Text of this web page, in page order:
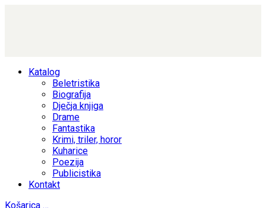
Katalog
Beletristika
Biografija
Dječja knjiga
Drame
Fantastika
Krimi, triler, horor
Kuharice
Poezija
Publicistika
Kontakt
Košarica …